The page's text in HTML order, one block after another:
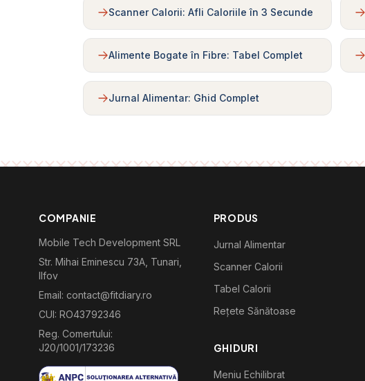
Scanner Calorii: Afli Caloriile în 3 Secunde
Alimente Bogate în Fibre: Tabel Complet
Jurnal Alimentar: Ghid Complet
COMPANIE
Mobile Tech Development SRL
Str. Mihai Eminescu 73A, Tunari,
Ilfov
Email: contact@fitdiary.ro
CUI: RO43792346
Reg. Comertului:
J20/1001/173236
PRODUS
Jurnal Alimentar
Scanner Calorii
Tabel Calorii
Rețete Sănătoase
GHIDURI
Meniu Echilibrat